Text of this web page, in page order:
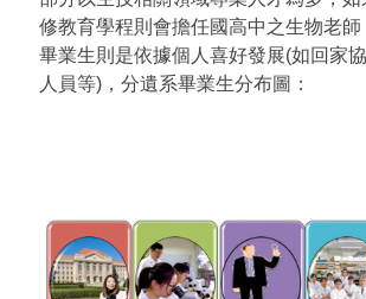
修教育學程則會擔任國高中之生物老
畢業生則是依據個人喜好發展(如回家
人員等)，分遺系畢業生分布圖：